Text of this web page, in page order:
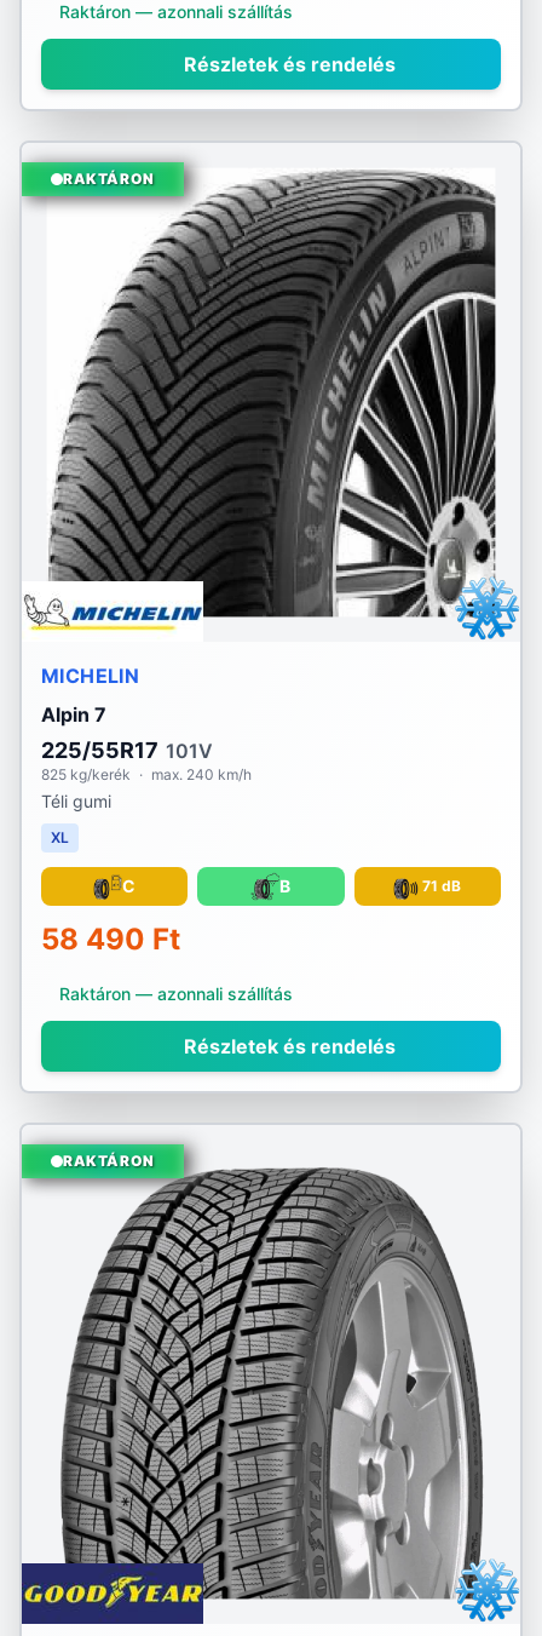
Raktáron — azonnali szállítás
Részletek és rendelés
RAKTÁRON
MICHELIN
Alpin 7
225/55R17 101V
825 kg/kerék · max. 240 km/h
Téli gumi
XL
C B 71 dB
58 490 Ft
Raktáron — azonnali szállítás
Részletek és rendelés
RAKTÁRON